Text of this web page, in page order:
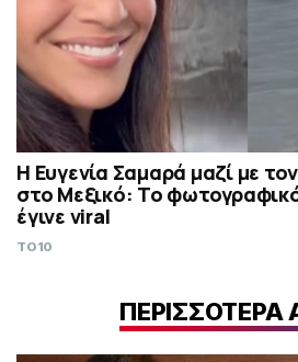
Η Ευγενία Σαμαρά μαζί με
στο Μεξικό: Το
έγινε viral
TO10
ΠΕΡΙΣΣΟΤΕΡΑ